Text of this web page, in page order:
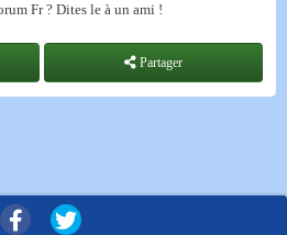
Fr ? Dites le à un ami !
Partager